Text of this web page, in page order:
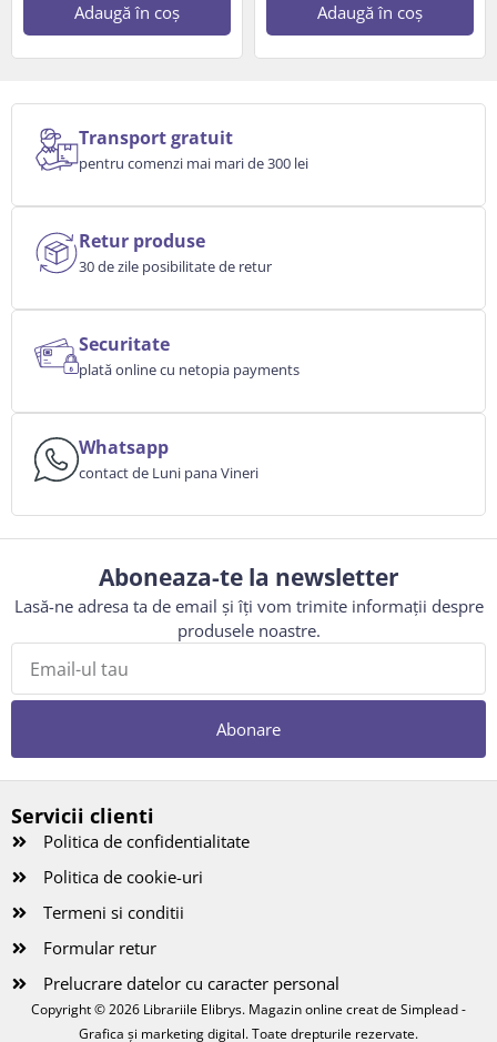
Adaugă în coș Adaugă în coș
Transport gratuit
pentru comenzi mai mari de 300 lei
Retur produse
30 de zile posibilitate de retur
Securitate
plată online cu netopia payments
Whatsapp
contact de Luni pana Vineri
Aboneaza-te la newsletter
Lasă-ne adresa ta de email și îți vom trimite informații despre
produsele noastre.
Abonare
Servicii clienti
Politica de confidentialitate
Politica de cookie-uri
Termeni si conditii
Formular retur
Prelucrare datelor cu caracter personal
Copyright © 2026 Librariile Elibrys. Magazin online creat de Simplead -
Grafica și marketing digital. Toate drepturile rezervate.